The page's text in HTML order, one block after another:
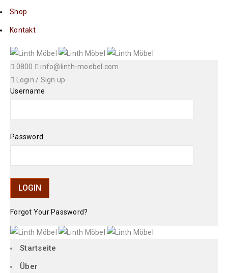
Shop
Kontakt
0800
info@linth-moebel.com
Login / Sign up
Username
Password
Forgot Your Password?
Startseite
Über